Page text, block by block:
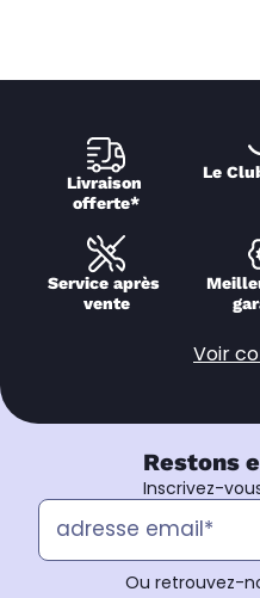
Livraison
offerte*
Le
Service après
vente
Voir
Restons
Inscrivez-
Ou retrouvez-